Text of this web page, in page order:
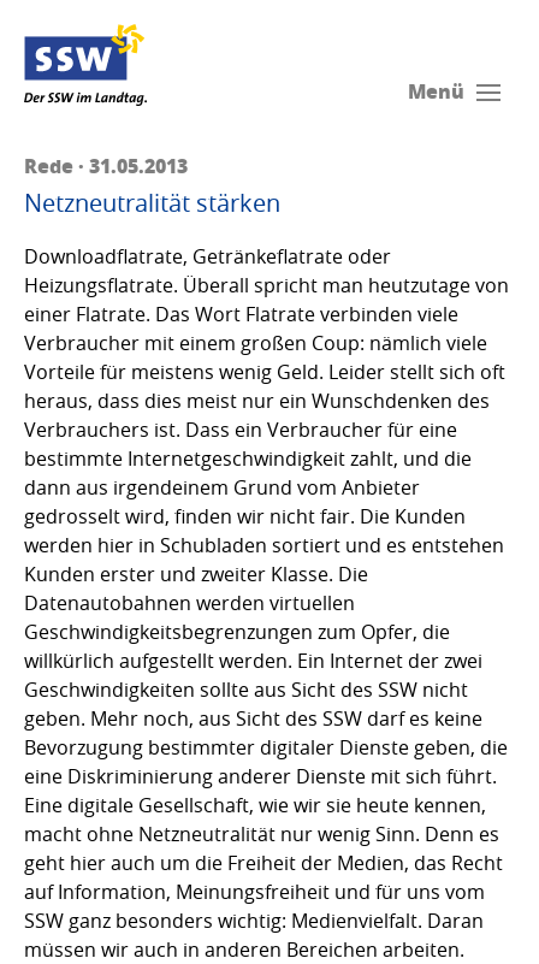
Menü
Rede · 31.05.2013
Netzneutralität stärken
Downloadflatrate, Getränkeflatrate oder
Heizungsflatrate. Überall spricht man heutzutage von
einer Flatrate. Das Wort Flatrate verbinden viele
Verbraucher mit einem großen Coup: nämlich viele
Vorteile für meistens wenig Geld. Leider stellt sich oft
heraus, dass dies meist nur ein Wunschdenken des
Verbrauchers ist. Dass ein Verbraucher für eine
bestimmte Internetgeschwindigkeit zahlt, und die
dann aus irgendeinem Grund vom Anbieter
gedrosselt wird, finden wir nicht fair. Die Kunden
werden hier in Schubladen sortiert und es entstehen
Kunden erster und zweiter Klasse. Die
Datenautobahnen werden virtuellen
Geschwindigkeitsbegrenzungen zum Opfer, die
willkürlich aufgestellt werden. Ein Internet der zwei
Geschwindigkeiten sollte aus Sicht des SSW nicht
geben. Mehr noch, aus Sicht des SSW darf es keine
Bevorzugung bestimmter digitaler Dienste geben, die
eine Diskriminierung anderer Dienste mit sich führt.
Eine digitale Gesellschaft, wie wir sie heute kennen,
macht ohne Netzneutralität nur wenig Sinn. Denn es
geht hier auch um die Freiheit der Medien, das Recht
auf Information, Meinungsfreiheit und für uns vom
SSW ganz besonders wichtig: Medienvielfalt. Daran
müssen wir auch in anderen Bereichen arbeiten.